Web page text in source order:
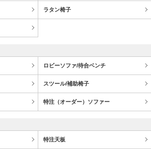
ラタン椅子
ロビーソファ/待合ベンチ
スツール/補助椅子
特注（オーダー）ソファー
特注天板